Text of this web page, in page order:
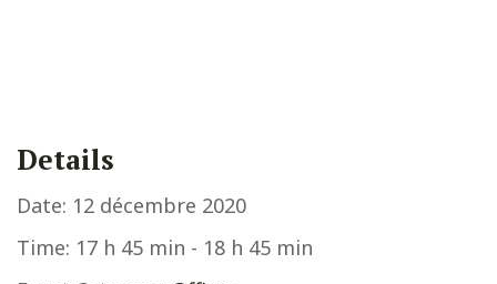
Details
Date: 12 décembre 2020
Time: 17 h 45 min - 18 h 45 min